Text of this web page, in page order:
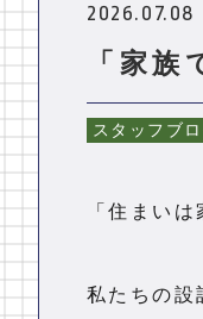
2026.07.08
「家
スタッフブ
「住まい
私たちの設